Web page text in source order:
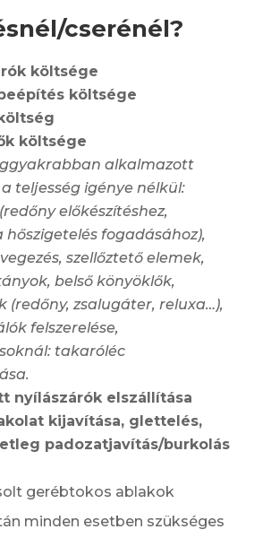
cserénél?
költsége
költsége
költsége
alkalmazott
teljesség igénye nélkül:
előkészítéshez,
fogadásához),
szellőztető elemek,
belső könyöklők,
(redőny, zsalugáter, reluxa…),
felszerelése,
takaróléc
nyílászárók elszállítása
kijavítása, glettelés,
padozatjavítás/burkolás
gerébtokos ablakok
minden esetben szükséges